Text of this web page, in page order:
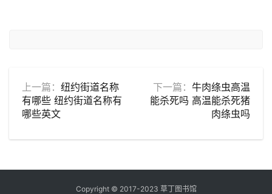
上一篇： 纽约街道名称
有哪些 纽约街道名称有
哪些英文
下一篇： 牛肉绦虫高温
能杀死吗 高温能杀死猪
肉绦虫吗
Copyright © 2017-2023 草丁图书馆